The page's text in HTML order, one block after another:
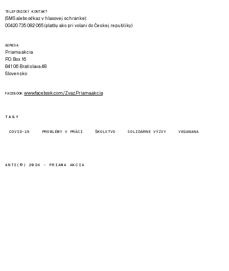
TELEFONICKÝ KONTAKT
(SMS alebo odkaz v hlasovej schránke):
00420 735 082 065 (platby ako pri volaní do Českej republiky)
ADRESA
Priama akcia
P.O. Box 16
841 06 Bratislava 48
Slovensko
FACEBOOK www.facebook.com/Zvaz.Priama.akcia
TAGY
COVID-19 PROBLÉMY V PRÁCI ŠKOLSTVO SOLIDÁRNE VÝZVY VEGANANA
ANTI(©) 2024 - PRIAMA AKCIA